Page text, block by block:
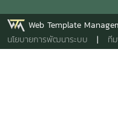
Web Template
นโยบายการพัฒนาระบบ | ที